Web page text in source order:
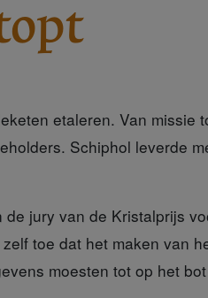
etaleren. Van missie
Schiphol leverde
de jury van de Kristalprijs
toe dat het maken van
moesten tot op het